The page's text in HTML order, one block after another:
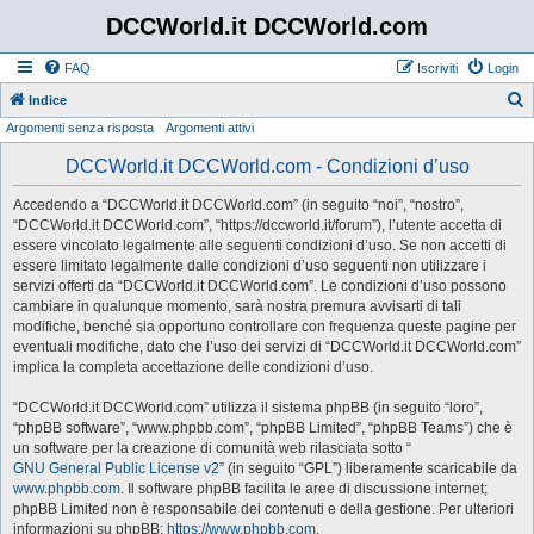
DCCWorld.it DCCWorld.com
FAQ Login
Iscriviti
Indice
Argomenti senza risposta Argomenti attivi
DCCWorld.it DCCWorld.com - Condizioni d’uso
Accedendo a “DCCWorld.it DCCWorld.com” (in seguito “noi”, “nostro”,
“DCCWorld.it DCCWorld.com”, “https://dccworld.it/forum”), l’utente accetta di
essere vincolato legalmente alle seguenti condizioni d’uso. Se non accetti di
essere limitato legalmente dalle condizioni d’uso seguenti non utilizzare i
servizi offerti da “DCCWorld.it DCCWorld.com”. Le condizioni d’uso possono
cambiare in qualunque momento, sarà nostra premura avvisarti di tali
modifiche, benché sia opportuno controllare con frequenza queste pagine per
eventuali modifiche, dato che l’uso dei servizi di “DCCWorld.it DCCWorld.com”
implica la completa accettazione delle condizioni d’uso.
“DCCWorld.it DCCWorld.com” utilizza il sistema phpBB (in seguito “loro”,
“phpBB software”, “www.phpbb.com”, “phpBB Limited”, “phpBB Teams”) che è
un software per la creazione di comunità web rilasciata sotto “
GNU General Public License v2” (in seguito “GPL”) liberamente scaricabile da
www.phpbb.com. Il software phpBB facilita le aree di discussione internet;
phpBB Limited non è responsabile dei contenuti e della gestione. Per ulteriori
informazioni su phpBB: https://www.phpbb.com.